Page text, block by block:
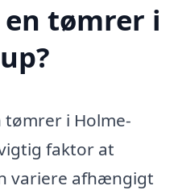
tømrer i
i Holme-
faktor at
variere afhængigt